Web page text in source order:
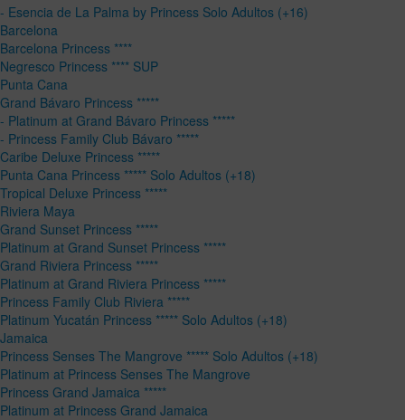
- Esencia de La Palma by Princess Solo Adultos (+16)
Barcelona
Barcelona Princess ****
Negresco Princess **** SUP
Punta Cana
Grand Bávaro Princess *****
- Platinum at Grand Bávaro Princess *****
- Princess Family Club Bávaro *****
Caribe Deluxe Princess *****
Punta Cana Princess ***** Solo Adultos (+18)
Tropical Deluxe Princess *****
Riviera Maya
Grand Sunset Princess *****
Platinum at Grand Sunset Princess *****
Grand Riviera Princess *****
Platinum at Grand Riviera Princess *****
Princess Family Club Riviera *****
Platinum Yucatán Princess ***** Solo Adultos (+18)
Jamaica
Princess Senses The Mangrove ***** Solo Adultos (+18)
Platinum at Princess Senses The Mangrove
Princess Grand Jamaica *****
Platinum at Princess Grand Jamaica